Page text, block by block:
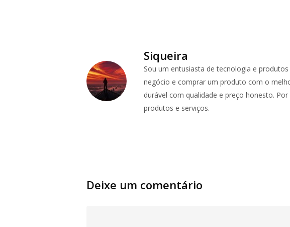
Siqueira
Sou um entusiasta de tecnologia e
negócio e comprar um produto com o
durável com qualidade e preço honesto.
produtos e serviços.
Deixe um comentário